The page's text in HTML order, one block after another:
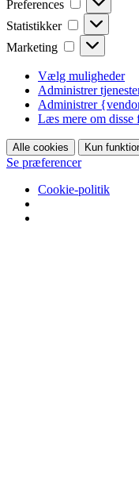
Preferences
Statistikker Statistikker
Marketing Marketing
Vælg muligheder
Administrer
Administrer
Læs mere om disse
Alle cookies Kun
Se præferencer
Cookie-politik